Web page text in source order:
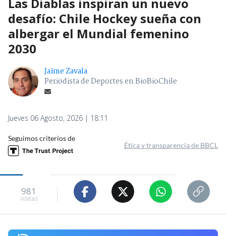
Las Diablas inspiran un nuevo
desafío: Chile Hockey sueña con
albergar el Mundial femenino
2030
Jaime Zavala
Periodista de Deportes en BioBioChile
Jueves 06 Agosto, 2026 | 18:11
Seguimos criterios de
Ética y transparencia de BBCL
981
visitas